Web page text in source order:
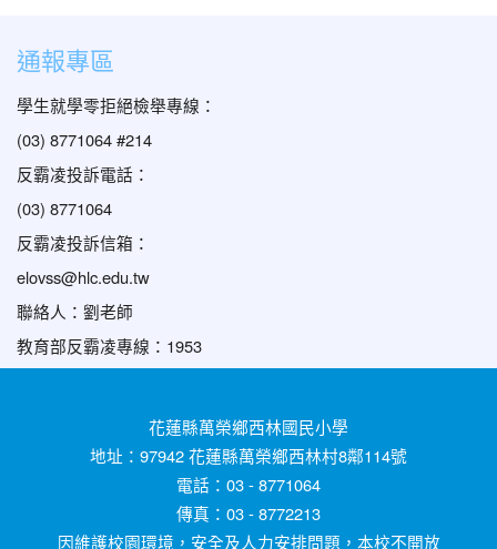
通報專區
學生就學零拒絕檢舉專線：
(03) 8771064 #214
反霸凌投訴電話：
(03) 8771064
反霸凌投訴信箱：
elovss@hlc.edu.tw
聯絡人：劉老師
教育部反霸凌專線：1953
花蓮縣萬榮鄉西林國民小學
地址：97942 花蓮縣萬榮鄉西林村8鄰114號
電話：03 - 8771064
傳真：03 - 8772213
因維護校園環境，安全及人力安排問題，本校不開放